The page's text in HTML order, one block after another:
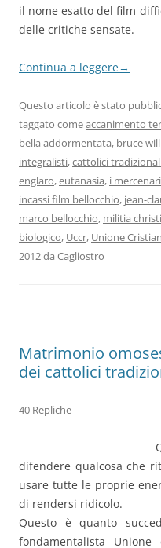
il nome esatto del film
delle critiche sensate.
Continua a leggere→
Questo articolo è stato
taggato comeaccanimento
bella addormentata, bruce
integralisti,cattolici
englaro,eutanasia, i
incassi film bellocchio, jean-
marco bellocchio, militia christi
biologico, Uccr, Unione
2012da Cagliostro
Matrimonio
dei cattolici
40 Repliche
difendere qualcosa che
usare tutte le proprie
di rendersi ridicolo.
Questo è quanto
fondamentalista